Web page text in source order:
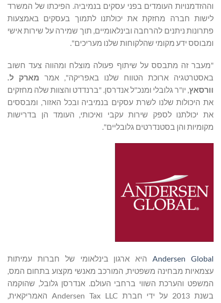
וההזדמנויות העומדים בפני עסקים בנמיביה. הפיכתו של המשרד
לישות חברה מחזקת את יכולתנו לתמוך בעסקים באמצעות
פתרונות ניתנים להרחבה ובינלאומיים, תוך שמירה על שירות אישי
ומבוסס ידע מקומי שהלקוחות שלנו מעריכים".
"מעבר זה מתבסס על שיתוף פעולה מוצלח ומהווה צעד חשוב
באסטרטגיה ארוכת הטווח שלנו באפריקה", אמר מארק ל.
וורסאץ, יו"ר גלובלי ומנכ"ל אנדרסן. "ברנדדט והצוות שלה מחזקים
את היכולות שלנו לשרת עסקים בנמיביה ובכל האזור, ומבססים
את יכולתנו לספק שירות עקבי ואיכותי, העומד הן בדרישות
מקומיות והן בסטנדרטים גלובליים".
Andersen Globalהיא ארגון בינלאומי של חברות עמיתות
עצמאיות מבחינה משפטית, המורכב מאנשי מקצוע בתחום המס,
המשפט והערכת השווי ברחבי העולם. אנדרסן גלובל, שהוקמה
בשנת 2013 על ידי חברת Andersen Tax LLC האמריקאית,